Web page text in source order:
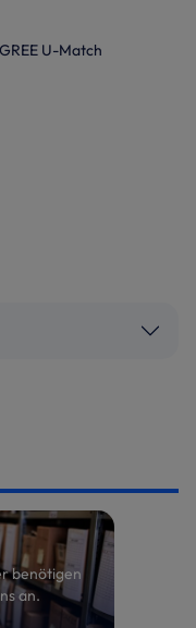
U-Match
benötigen
an.